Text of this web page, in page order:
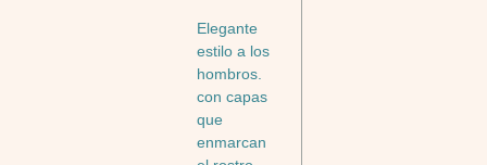
Elegante
estilo a los
hombros.
con capas
que
enmarcan